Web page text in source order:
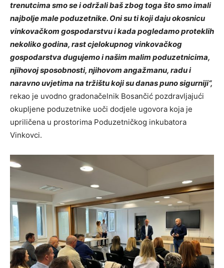
trenutcima smo se i održali baš zbog toga što smo imali
najbolje male poduzetnike. Oni su ti koji daju okosnicu
vinkovačkom gospodarstvu i kada pogledamo proteklih
nekoliko godina, rast cjelokupnog vinkovačkog
gospodarstva dugujemo i našim malim poduzetnicima,
njihovoj sposobnosti, njihovom angažmanu, radu i
naravno uvjetima na tržištu koji su danas puno sigurniji“,
rekao je uvodno gradonačelnik Bosančić pozdravljajući
okupljene poduzetnike uoči dodjele ugovora koja je
upriličena u prostorima Poduzetničkog inkubatora
Vinkovci.